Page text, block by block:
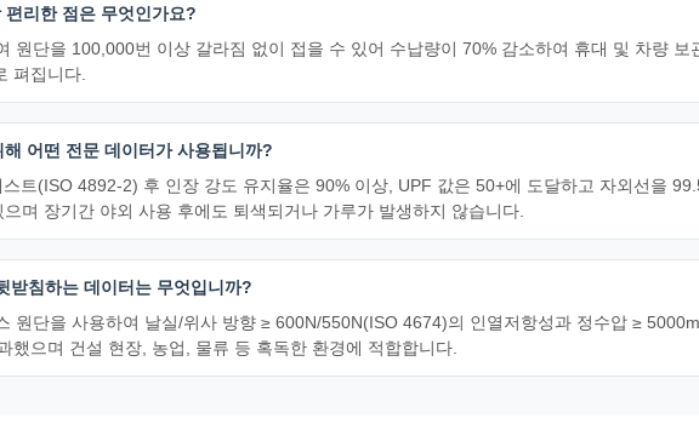
리한 점은 무엇인가요?
원단을 100,000번 이상 갈라짐 없이 접을 수 있어 수납량이 70% 감소하여 휴대 및 차량
펴집니다.
어떤 전문 데이터가 사용됩니까?
트(ISO 4892-2) 후 인장 강도 유지율은 90% 이상, UPF 값은 50+에 도달하고 자외선을
며 장기간 야외 사용 후에도 퇴색되거나 가루가 발생하지 않습니다.
받침하는 데이터는 무엇입니까?
원단을 사용하여 날실/위사 방향 ≥ 600N/550N(ISO 4674)의 인열저항성과 정수압 ≥
했으며 건설 현장, 농업, 물류 등 혹독한 환경에 적합합니다.